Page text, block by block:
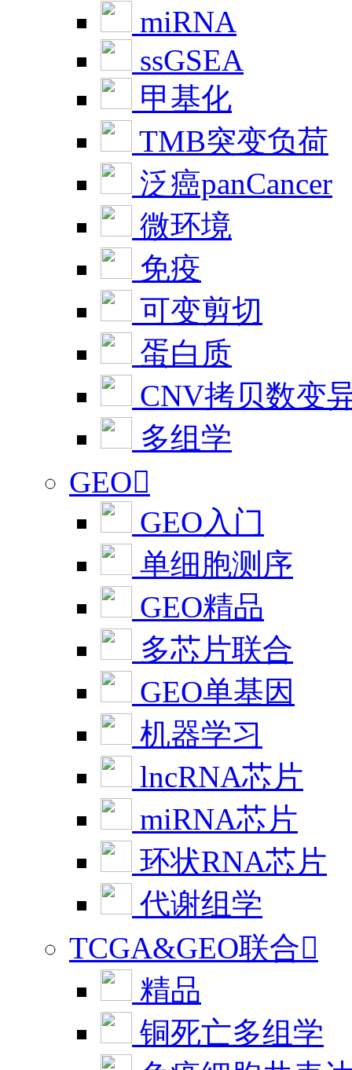
miRNA
ssGSEA
甲基化
TMB突变负荷
泛癌panCancer
微环境
免疫
可变剪切
蛋白质
CNV拷贝数变
多组学
GEO
GEO入门
单细胞测序
GEO精品
多芯片联合
GEO单基因
机器学习
lncRNA芯片
miRNA芯片
环状RNA芯片
代谢组学
TCGA&GEO联合
精品
铜死亡多组学